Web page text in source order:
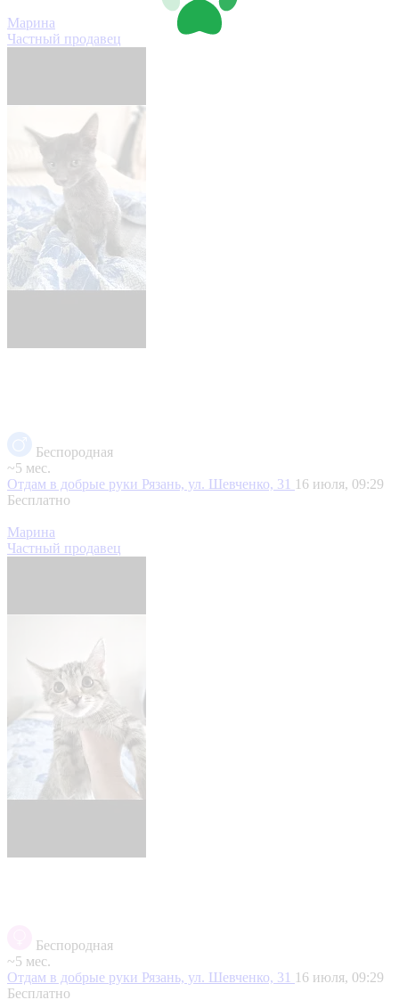
Марина
Частный продавец
Беспородная
~5 мес.
Отдам в добрые руки Рязань, ул. Шевченко, 31 16 июля, 09:29
Бесплатно
Марина
Частный продавец
Беспородная
~5 мес.
Отдам в добрые руки Рязань, ул. Шевченко, 31 16 июля, 09:29
Бесплатно